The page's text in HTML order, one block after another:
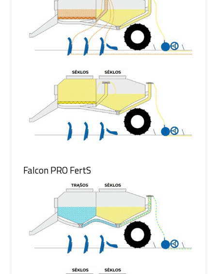
Falcon PRO FertS